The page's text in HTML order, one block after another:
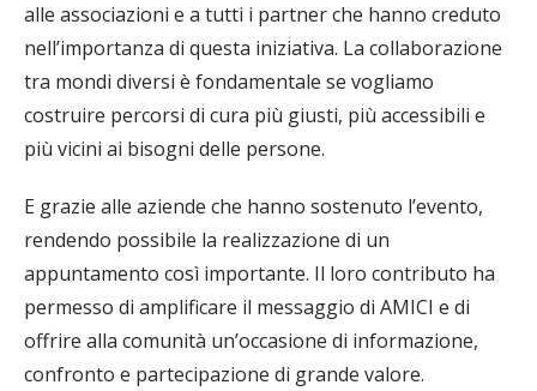
alle associazioni e a tutti i partner che hanno creduto
nell’importanza di questa iniziativa. La collaborazione
tra mondi diversi è fondamentale se vogliamo
costruire percorsi di cura più giusti, più accessibili e
più vicini ai bisogni delle persone.
E grazie alle aziende che hanno sostenuto l’evento,
rendendo possibile la realizzazione di un
appuntamento così importante. Il loro contributo ha
permesso di amplificare il messaggio di AMICI e di
offrire alla comunità un’occasione di informazione,
confronto e partecipazione di grande valore.